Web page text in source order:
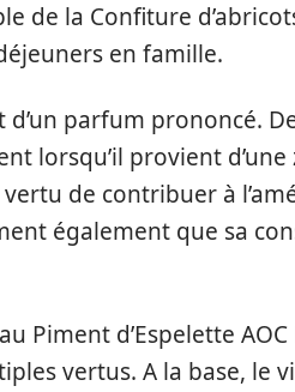
de la Confiture
en famille.
parfum prononcé.
lorsqu’il provient d’une
de contribuer à
également que sa
Piment d’Espelette AOC
vertus. A la base, le